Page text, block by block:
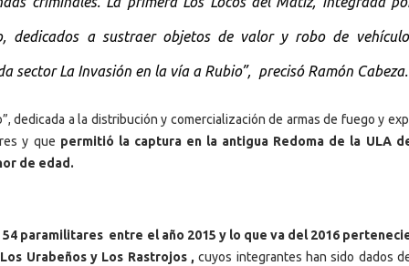
dedicados a sustraer objetos de valor y robo de
sector La Invasión en la vía a Rubio”, precisó Ramón Cabeza.
dedicada a la distribución y comercialización de armas de fuego y
y que permitió la captura en la antigua Redoma de la ULA
de edad.
54 paramilitares entre el año 2015 y lo que va del 2016
Urabeños y Los Rastrojos , cuyos integrantes han sido dados